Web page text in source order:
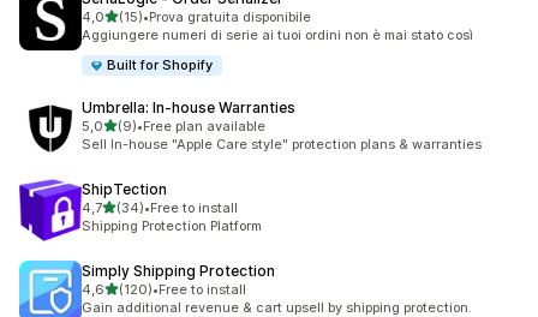
4,0stelle su 5
(15)
15 recensioni totali
•Prova gratuita disponibile
Aggiungere numeri di serie ai tuoi ordini non è mai stato così
Built for Shopify
Umbrella: In‑house Warranties
5,0stelle su 5
(9)
9 recensioni totali
•Free plan available
Sell In-house "Apple Care style" protection plans & warranties
ShipTection
4,7stelle su 5
(34)
34 recensioni totali
•Free to install
Shipping Protection Platform
Simply Shipping Protection
4,6stelle su 5
(120)
120 recensioni totali
•Free to install
Gain additional revenue & cart upsell by shipping protection.